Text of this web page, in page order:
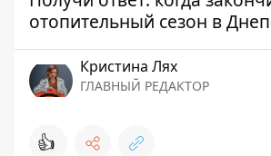
отопительный сезон в
Кристина Лях
ГЛАВНЫЙ РЕДАКТОР
👍